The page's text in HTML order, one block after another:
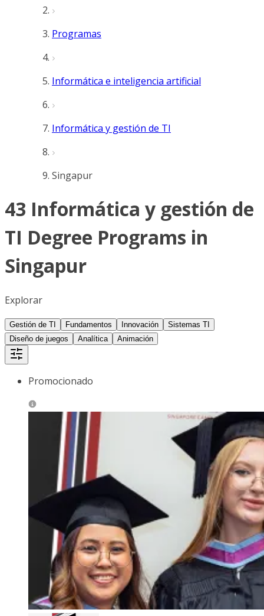
Programas
Informática e inteligencia artificial
Informática y gestión de TI
Singapur
43 Informática y gestión de
TI Degree Programs in
Singapur
Explorar
Gestión de TI Fundamentos Innovación
Sistemas TI
Diseño de juegos
Analítica Animación
Promocionado